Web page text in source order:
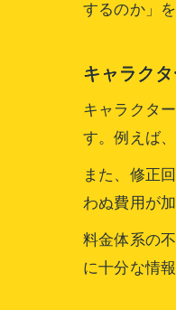
するのか」
キャラク
キャラクタ
す。例えば
また、修正
わぬ費用が
料金体系の
に十分な情